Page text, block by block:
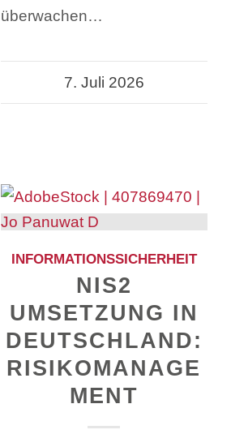
überwachen…
7. Juli 2026
INFORMATIONSSICHERHEIT
NIS2
UMSETZUNG IN
DEUTSCHLAND:
RISIKOMANAGE
MENT